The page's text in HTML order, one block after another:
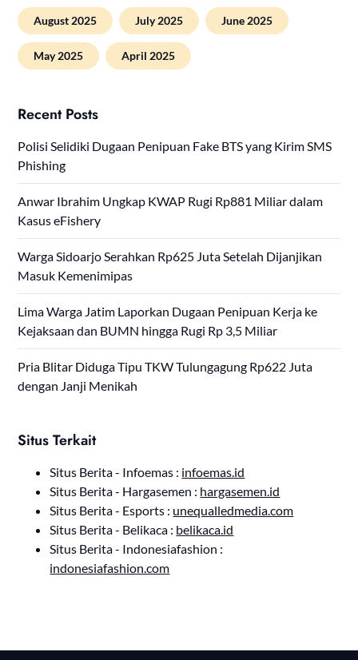
August 2025 July 2025 June 2025
May 2025 April 2025
Recent Posts
Polisi Selidiki Dugaan Penipuan Fake BTS yang Kirim SMS
Phishing
Anwar Ibrahim Ungkap KWAP Rugi Rp881 Miliar dalam
Kasus eFishery
Warga Sidoarjo Serahkan Rp625 Juta Setelah Dijanjikan
Masuk Kemenimipas
Lima Warga Jatim Laporkan Dugaan Penipuan Kerja ke
Kejaksaan dan BUMN hingga Rugi Rp 3,5 Miliar
Pria Blitar Diduga Tipu TKW Tulungagung Rp622 Juta
dengan Janji Menikah
Situs Terkait
Situs Berita - Infoemas : infoemas.id
Situs Berita - Hargasemen : hargasemen.id
Situs Berita - Esports : unequalledmedia.com
Situs Berita - Belikaca : belikaca.id
Situs Berita - Indonesiafashion :
indonesiafashion.com